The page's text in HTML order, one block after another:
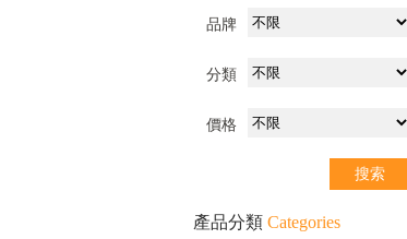
品牌
分類
價格
產品分類 Categories